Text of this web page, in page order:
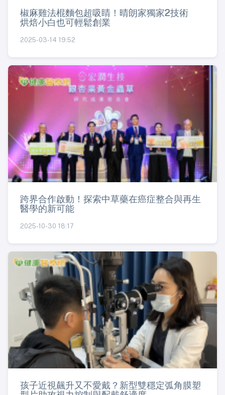
椒麻雞法棍麵包超吸睛！晴朗家獨家2技術
烘焙小白也可輕鬆創業
2025-03-14 19:52
跨界合作啟動！探索中草藥在癌症整合與再生
醫學的新可能
2025-10-30 18:17
孩子近視飆升又不愛戴？新型雙穩定弧角膜塑